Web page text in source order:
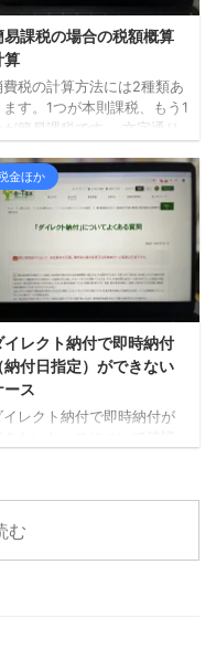
、法人とは違う取り扱いと
る部分があるので注意が必
です。 個人事業主が事業用
かというと、この場合「事
所得」に含めることになり
す。 つまり、 ...
易課税の場合の税額概算
算
費税の計算方法には2種類あ
ます。1つが本則課税、もう1
が簡易課税です。 文字通り
則的な計算方法で、簡易課
は簡単な計算方法です。 本
は簡易課税を選択している
合に、概算で税額を計算す
方法について確認したいと
います。 簡易課税制度とは
易課税は、基準期間（前々
）の課税売上高が5,000万円
下の事業者が、届出を行う
とで選択適用できる制度で
。 本則課税はざっくり説明
ると、「預かった消費税
支払った消費税 ＝ 納
る消費税」という計算方法
金ほか
イレクト納付で即時納付
納付日指定）ができない
ース
イレクト納付で即時納付が
、その当日に他の引き落と
等で残高不足が発生した場
などには、ダイレクト納付
完了できません。 その場
む